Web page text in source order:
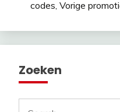
codes, Vorige
Zoeken